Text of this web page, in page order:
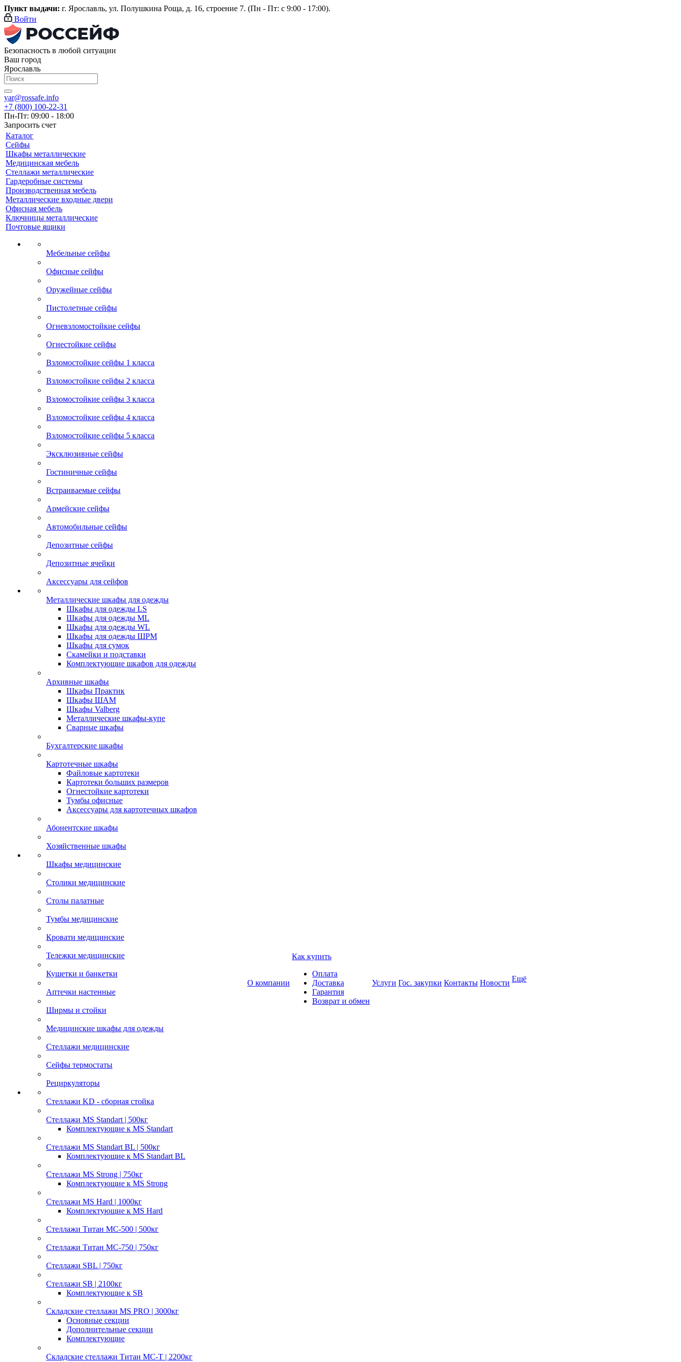
Пункт выдачи: г. Ярославль, ул. Полушкина Роща, д. 16, строение 7. (Пн - Пт: с 9:00 - 17:00).
Войти
Безопасность в любой ситуации
Ваш город
Ярославль
yar@rossafe.info
+7 (800) 100-22-31
Пн-Пт: 09:00 - 18:00
Запросить счет
Каталог
Сейфы
Шкафы металлические
Медицинская мебель
Стеллажи металлические
Гардеробные системы
Производственная мебель
Металлические входные двери
Офисная мебель
Ключницы металлические
Почтовые ящики
Мебельные сейфы
Офисные сейфы
Оружейные сейфы
Пистолетные сейфы
Огневзломостойкие сейфы
Огнестойкие сейфы
Взломостойкие сейфы 1 класса
Взломостойкие сейфы 2 класса
Взломостойкие сейфы 3 класса
Взломостойкие сейфы 4 класса
Взломостойкие сейфы 5 класса
Эксклюзивные сейфы
Гостиничные сейфы
Встраиваемые сейфы
Армейские сейфы
Автомобильные сейфы
Депозитные сейфы
Депозитные ячейки
Аксессуары для сейфов
Металлические шкафы для одежды
Шкафы для одежды LS
Шкафы для одежды ML
Шкафы для одежды WL
Шкафы для одежды ШРМ
Шкафы для сумок
Скамейки и подставки
Комплектующие шкафов для одежды
Архивные шкафы
Шкафы Практик
Шкафы ШАМ
Шкафы Valberg
Металлические шкафы-купе
Сварные шкафы
Бухгалтерские шкафы
Картотечные шкафы
Файловые картотеки
Картотеки больших размеров
Огнестойкие картотеки
Тумбы офисные
Аксессуары для картотечных шкафов
Абонентские шкафы
Хозяйственные шкафы
Шкафы медицинские
Столики медицинские
Столы палатные
Тумбы медицинские
Кровати медицинские
Тележки медицинские
Кушетки и банкетки
Аптечки настенные
Ширмы и стойки
Медицинские шкафы для одежды
Стеллажи медицинские
Сейфы термостаты
Рециркуляторы
Стеллажи KD - сборная стойка
Стеллажи MS Standart | 500кг
Комплектующие к MS Standart
Стеллажи MS Standart BL | 500кг
Комплектующие к MS Standart BL
Стеллажи MS Strong | 750кг
Комплектующие к MS Strong
Стеллажи MS Hard | 1000кг
Комплектующие к MS Hard
Стеллажи Титан МС-500 | 500кг
Стеллажи Титан МС-750 | 750кг
Стеллажи SBL | 750кг
Стеллажи SB | 2100кг
Комплектующие к SB
Складские стеллажи MS PRO | 3000кг
Основные секции
Дополнительные секции
Комплектующие
Складские стеллажи Титан МС-Т | 2200кг
О компании
Как купить
Оплата
Доставка
Гарантия
Возврат и обмен
Услуги Гос. закупки Контакты Новости Ещё